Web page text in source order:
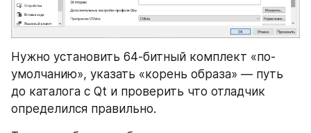
Нужно установить 64-битный комплект «по-
умолчанию», указать «корень образа» — путь
до каталога с Qt и проверить что отладчик
определился правильно.